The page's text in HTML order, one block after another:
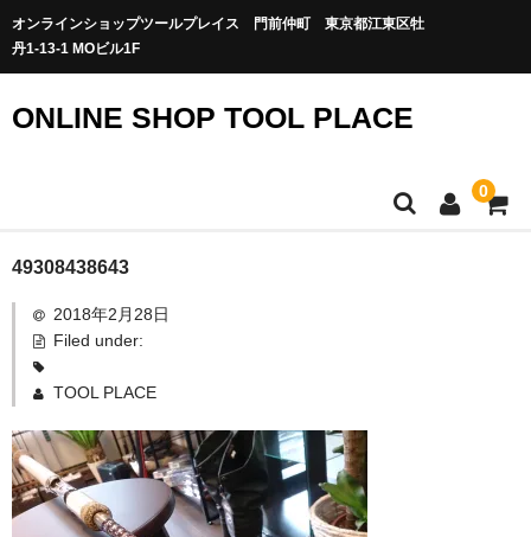
オンラインショップツールプレイス 門前仲町 東京都江東区牡
丹1-13-1 MOビル1F
ONLINE SHOP TOOL PLACE
0
49308438643
2018年2月28日
Filed under:
TOOL PLACE